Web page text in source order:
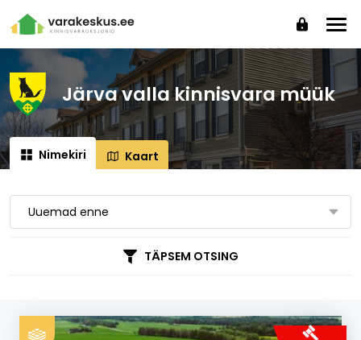
Järva valla kinnisvara müük
Nimekiri Kaart
Uuemad enne